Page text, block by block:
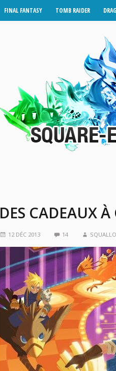
FINAL FANTASY TOMB RAIDER
DES CADEAUX
12 DÉC 2013 14